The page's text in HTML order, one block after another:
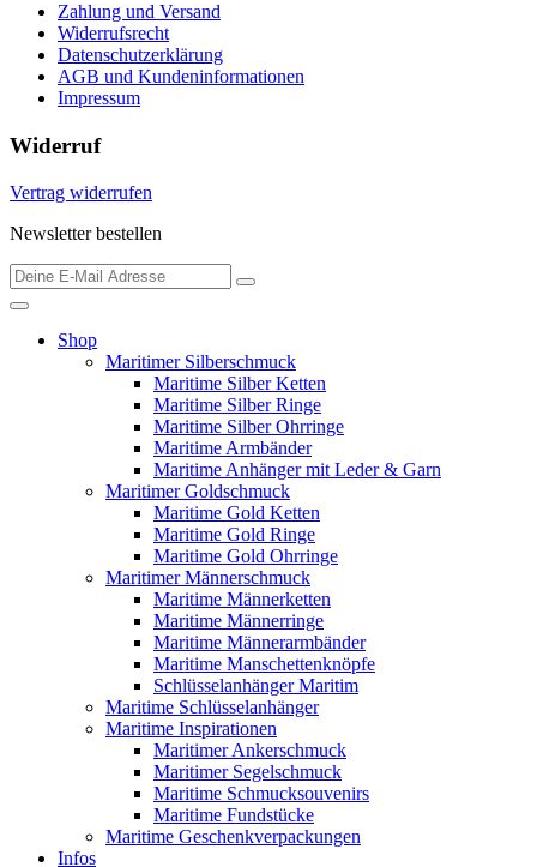
Zahlung und Versand
Widerrufsrecht
Datenschutzerklärung
AGB und Kundeninformationen
Impressum
Widerruf
Vertrag widerrufen
Newsletter bestellen
Shop
Maritimer Silberschmuck
Maritime Silber Ketten
Maritime Silber Ringe
Maritime Silber Ohrringe
Maritime Armbänder
Maritime Anhänger mit Leder & Garn
Maritimer Goldschmuck
Maritime Gold Ketten
Maritime Gold Ringe
Maritime Gold Ohrringe
Maritimer Männerschmuck
Maritime Männerketten
Maritime Männerringe
Maritime Männerarmbänder
Maritime Manschettenknöpfe
Schlüsselanhänger Maritim
Maritime Schlüsselanhänger
Maritime Inspirationen
Maritimer Ankerschmuck
Maritimer Segelschmuck
Maritime Schmucksouvenirs
Maritime Fundstücke
Maritime Geschenkverpackungen
Infos